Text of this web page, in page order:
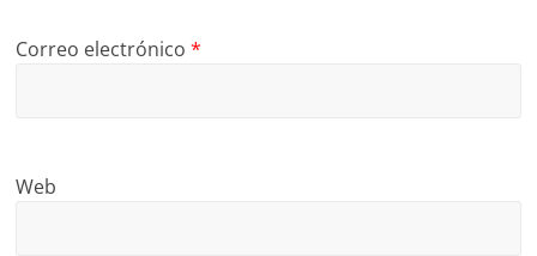
Correo electrónico*
Web